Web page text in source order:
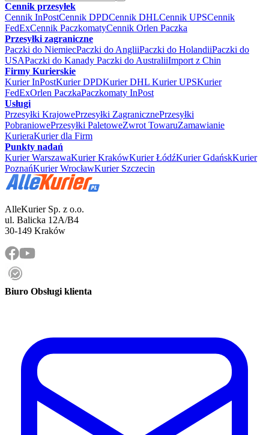
Cennik przesyłek
Cennik InPostCennik DPDCennik DHLCennik UPSCennik
FedExCennik PaczkomatyCennik Orlen Paczka
Przesyłki zagraniczne
Paczki do NiemiecPaczki do AngliiPaczki do HolandiiPaczki do
USAPaczki do Kanady Paczki do AustraliiImport z Chin
Firmy Kurierskie
Kurier InPostKurier DPDKurier DHL Kurier UPSKurier
FedExOrlen PaczkaPaczkomaty InPost
Usługi
Przesyłki KrajowePrzesyłki ZagranicznePrzesyłki
PobraniowePrzesyłki PaletoweZwrot TowaruZamawianie
KurieraKurier dla Firm
Punkty nadań
Kurier WarszawaKurier KrakówKurier ŁódźKurier GdańskKurier
PoznańKurier WrocławKurier Szczecin
AlleKurier Sp. z o.o.
ul. Balicka 12A/B4
30-149 Kraków
Biuro Obsługi klienta